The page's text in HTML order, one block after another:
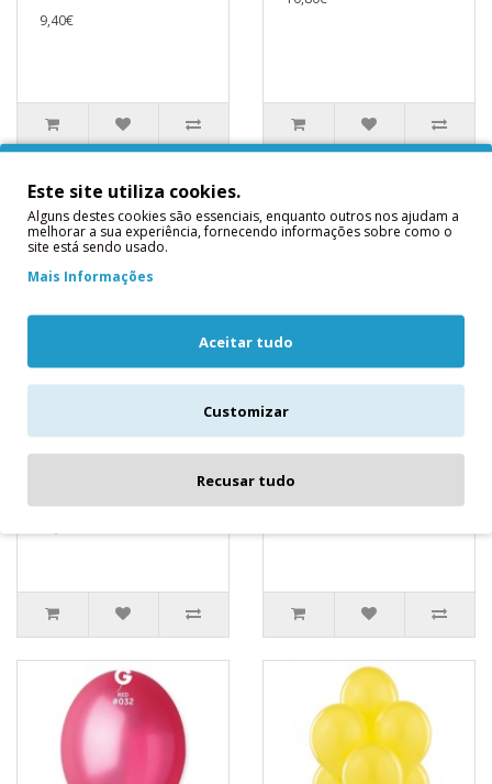
9,40€
100 Balões
Aproximadas:28-30cm ..
9,80€
Este site utiliza cookies.
Alguns destes cookies são essenciais, enquanto outros nos ajudam a
melhorar a sua experiência, fornecendo informações sobre como o
site está sendo usado.
Mais Informações
Aceitar tudo
Customizar
Recusar tudo